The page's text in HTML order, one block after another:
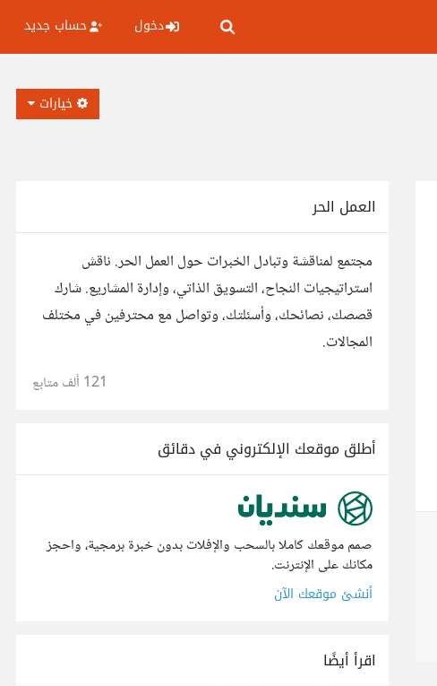
دخول حساب جديد
خيارات
العمل الحر
مجتمع لمناقشة وتبادل الخبرات حول العمل الحر. ناقش
استراتيجيات النجاح، التسويق الذاتي، وإدارة المشاريع. شارك
قصصك، نصائحك، وأسئلتك، وتواصل مع محترفين في مختلف
المجالات.
121 ألف متابع
أطلق موقعك الإلكتروني في دقائق
صمم موقعك كاملا بالسحب والإفلات بدون خبرة برمجية، واحجز
مكانك على الإنترنت.
أنشئ موقعك الآن
اقرأ أيضًا